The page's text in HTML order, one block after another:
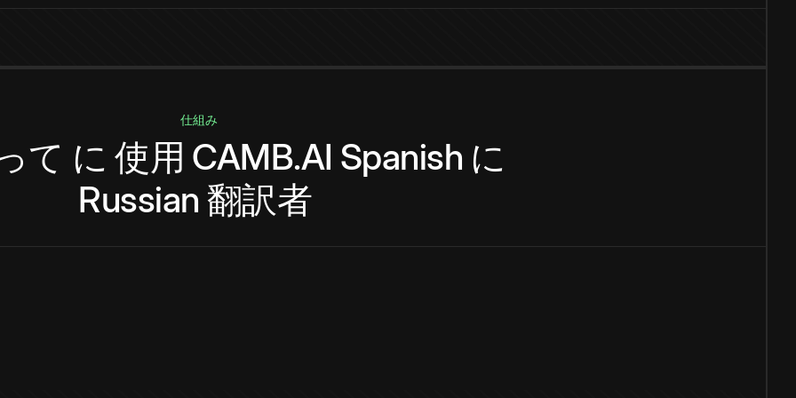
仕組み
て に 使用 CAMB.AI Spanish に
Russian 翻訳者